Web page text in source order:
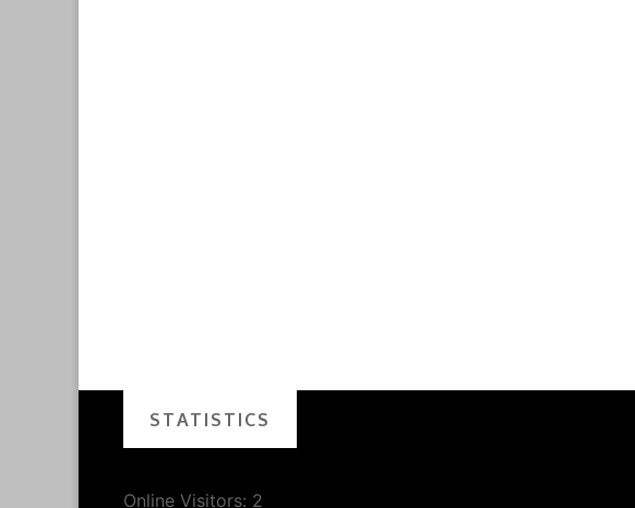
STATISTICS
Online Visitors: 2